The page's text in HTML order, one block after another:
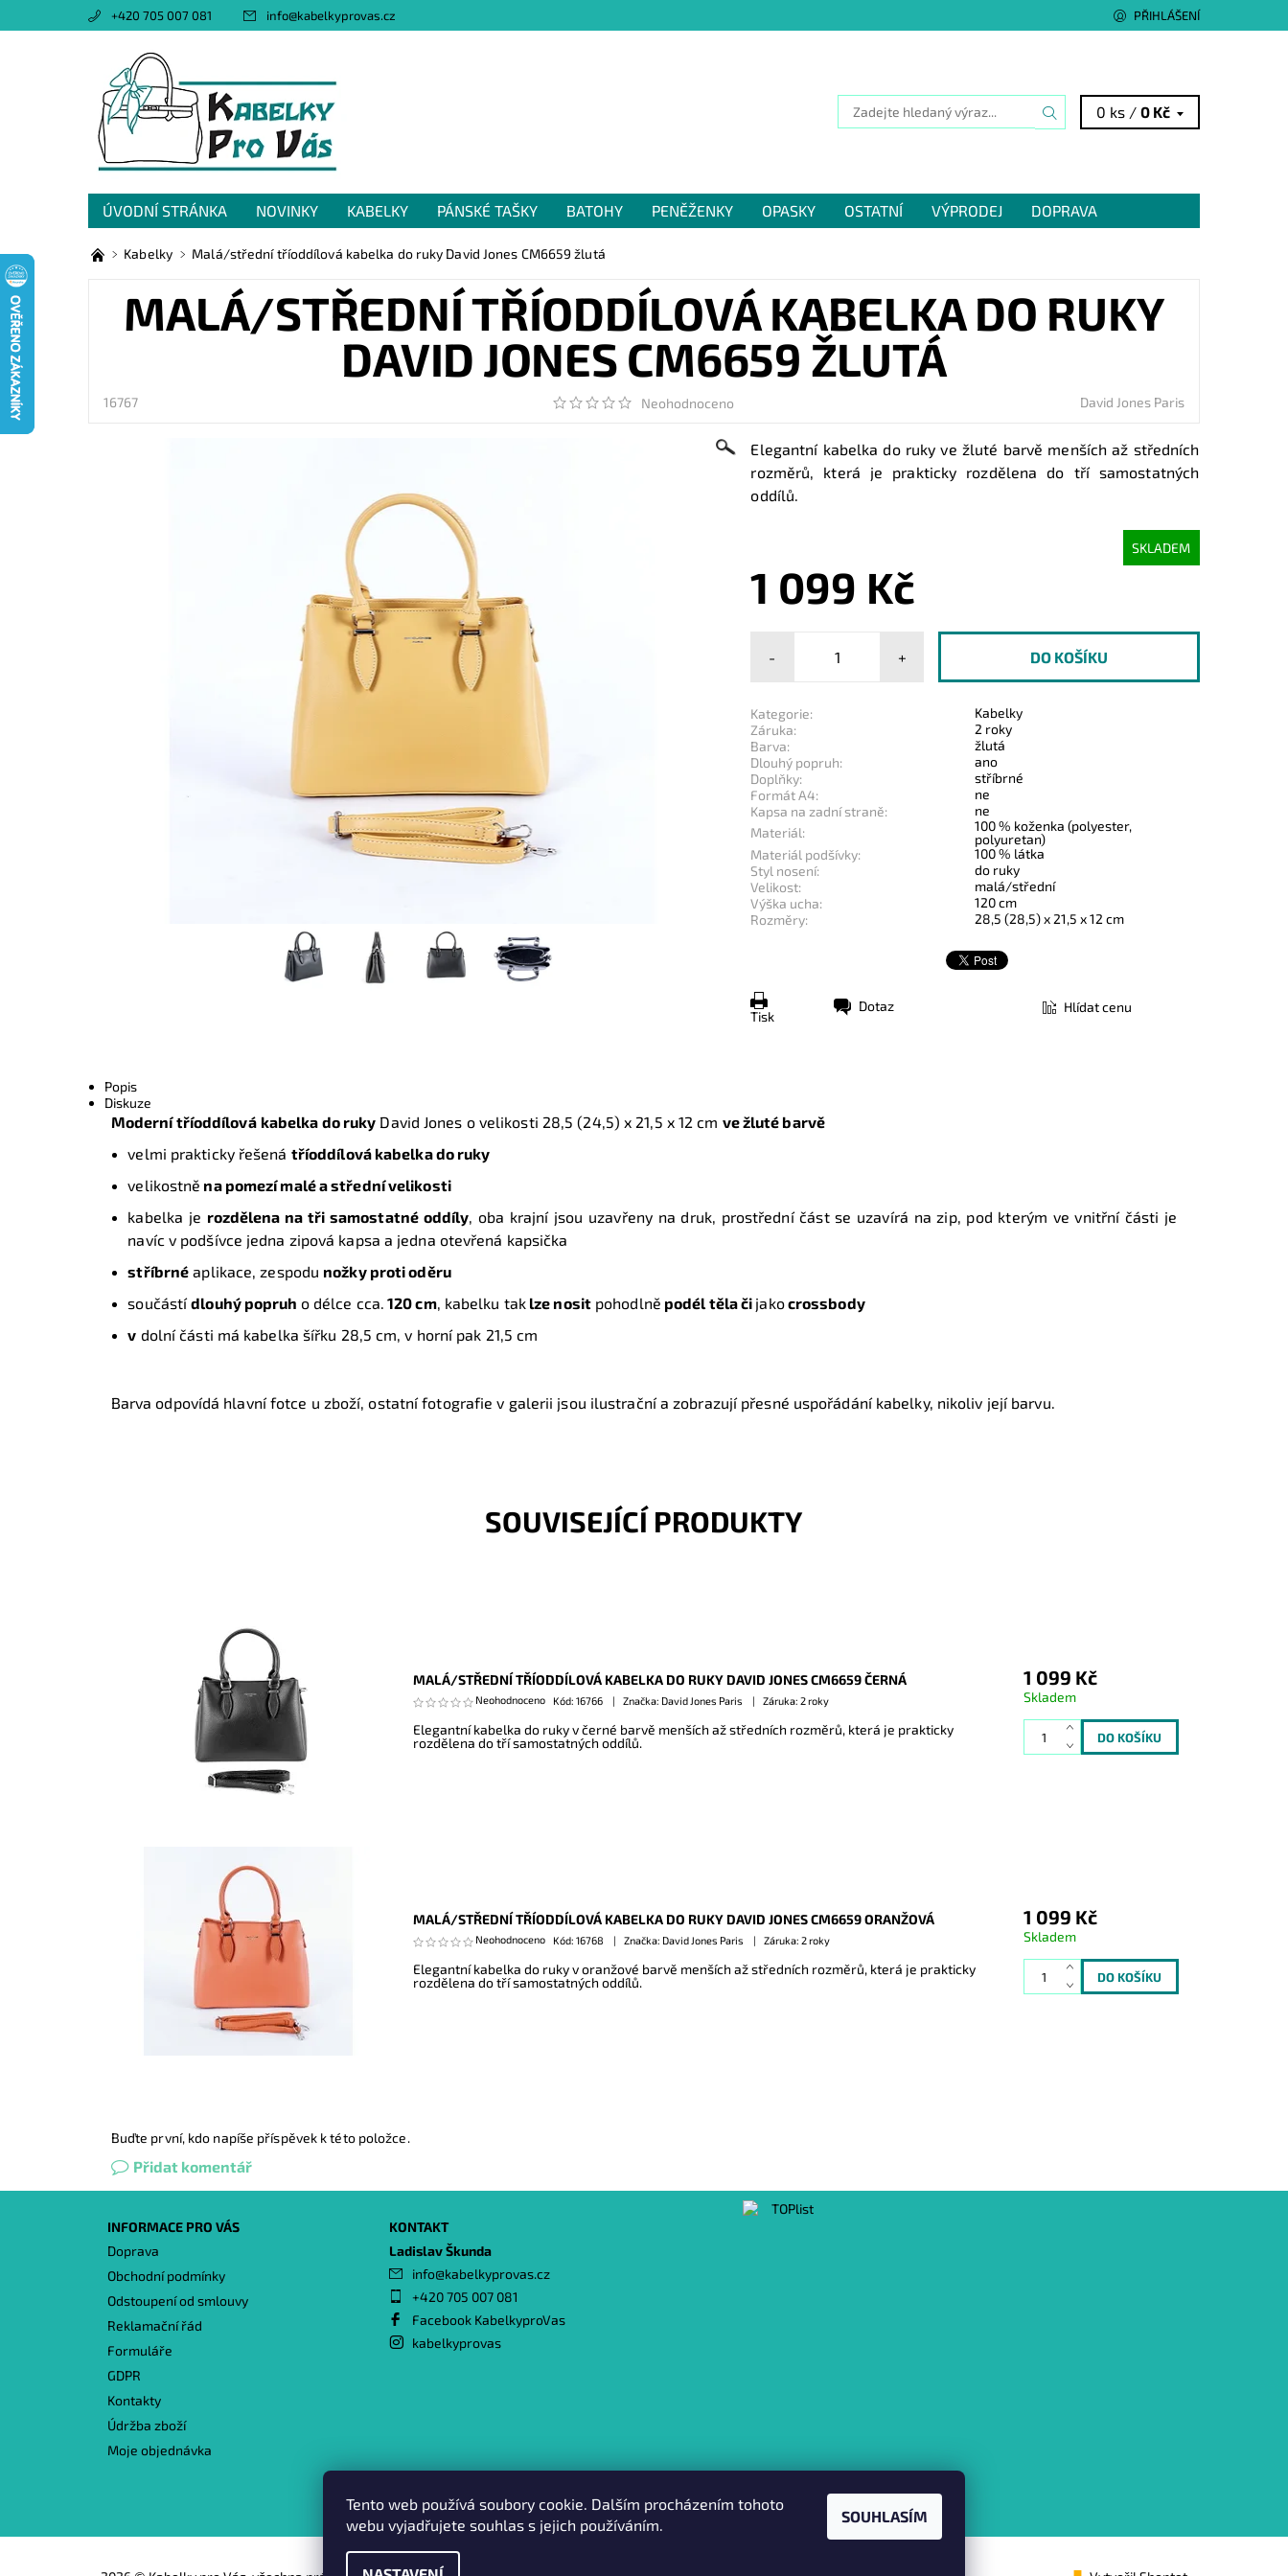
+420 705 007 081 info@kabelkyprovas.cz PŘIHLÁŠENÍ
0 ks /0 Kč
ÚVODNÍ STRÁNKA NOVINKY KABELKY PÁNSKÉ TAŠKY BATOHY PENĚŽENKY OPASKY OSTATNÍ VÝPRODEJ
DOPRAVA
OBCHODNÍ PODMÍNKY
GDPR NAPIŠTE NÁM
Kabelky Malá/střední tříoddílová kabelka do ruky David Jones CM6659 žlutá
MALÁ/STŘEDNÍ TŘÍODDÍLOVÁ KABELKA DO RUKY
DAVID JONES CM6659 ŽLUTÁ
16767 Neohodnoceno David Jones Paris
Elegantní kabelka do ruky ve žluté barvě menších až středních
rozměrů, která je prakticky rozdělena do tří samostatných
oddílů.
SKLADEM
1 099 Kč
- +
Kategorie:
Kabelky
Záruka:
2 roky
Barva:
žlutá
Dlouhý popruh:
ano
Doplňky:
stříbrné
Formát A4:
ne
Kapsa na zadní straně:
ne
Materiál:
100 % koženka (polyester,
polyuretan)
Materiál podšívky:
100 % látka
Styl nosení:
do ruky
Velikost:
malá/střední
Výška ucha:
120 cm
Rozměry:
28,5 (28,5) x 21,5 x 12 cm
Tisk
Dotaz Hlídat cenu
Popis
Diskuze
Moderní tříoddílová kabelka do ruky David Jones o velikosti 28,5 (24,5) x 21,5 x 12 cm ve žluté barvě
velmi prakticky řešená tříoddílová kabelka do ruky
velikostně na pomezí malé a střední velikosti
kabelka je rozdělena na tři samostatné oddíly, oba krajní jsou uzavřeny na druk, prostřední část se uzavírá na zip, pod kterým ve vnitřní části je
navíc v podšívce jedna zipová kapsa a jedna otevřená kapsička
stříbrné aplikace, zespodu nožky proti oděru
součástídlouhý popruh o délce cca. 120 cm, kabelku taklze nositpohodlně podél těla či jakocrossbody
v dolní části má kabelka šířku 28,5 cm, v horní pak 21,5 cm
Barva odpovídá hlavní fotce u zboží, ostatní fotografie v galerii jsou ilustrační a zobrazují přesné uspořádání kabelky, nikoliv její barvu.
SOUVISEJÍCÍ PRODUKTY
MALÁ/STŘEDNÍ TŘÍODDÍLOVÁ KABELKA DO RUKY DAVID JONES CM6659 ČERNÁ
Neohodnoceno Kód: 16766 Značka: David Jones Paris Záruka: 2 roky
Elegantní kabelka do ruky v černé barvě menších až středních rozměrů, která je prakticky
rozdělena do tří samostatných oddílů.
1 099 Kč
Skladem
MALÁ/STŘEDNÍ TŘÍODDÍLOVÁ KABELKA DO RUKY DAVID JONES CM6659 ORANŽOVÁ
Neohodnoceno Kód: 16768 Značka: David Jones Paris Záruka: 2 roky
Elegantní kabelka do ruky v oranžové barvě menších až středních rozměrů, která je prakticky
rozdělena do tří samostatných oddílů.
1 099 Kč
Skladem
Buďte první, kdo napíše příspěvek k této položce.
Přidat komentář
INFORMACE PRO VÁS
Doprava
Obchodní podmínky
Odstoupení od smlouvy
Reklamační řád
Formuláře
GDPR
Kontakty
Údržba zboží
Moje objednávka
KONTAKT
Ladislav Škunda
info@kabelkyprovas.cz
+420 705 007 081
Facebook KabelkyproVas
kabelkyprovas
Heureka.cz | Zboží.cz | Oázakabelek
Tento web používá soubory cookie. Dalším procházením tohoto
webu vyjadřujete souhlas s jejich používáním.
SOUHLASÍM